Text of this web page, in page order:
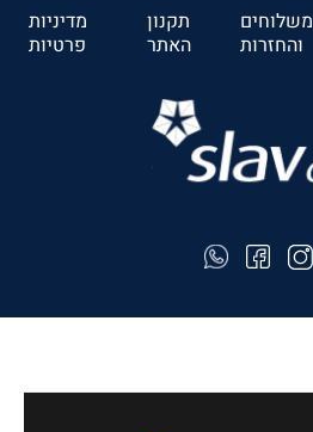
משלוחים
והחזרות
תקנון
האתר
מדיניות
פרטיות